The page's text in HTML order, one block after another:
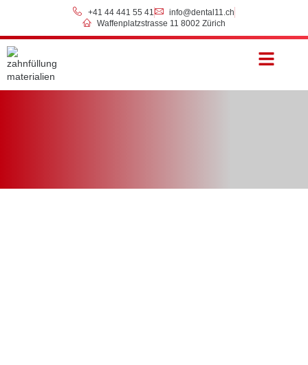
+41 44 441 55 41
info@dental11.ch
Waffenplatzstrasse 11 8002 Zürich